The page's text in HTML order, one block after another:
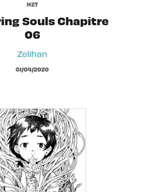
H2T
Souls Chapitre
06
Zelihan
01/04/2020